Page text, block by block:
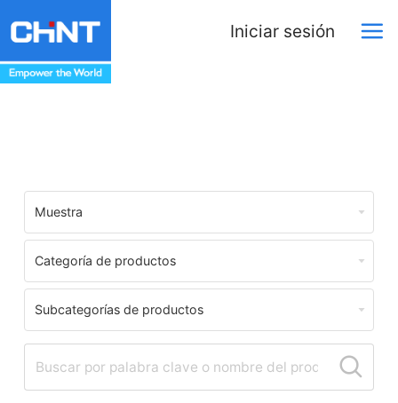
Iniciar sesión
Muestra
Categoría de productos
Subcategorías de productos